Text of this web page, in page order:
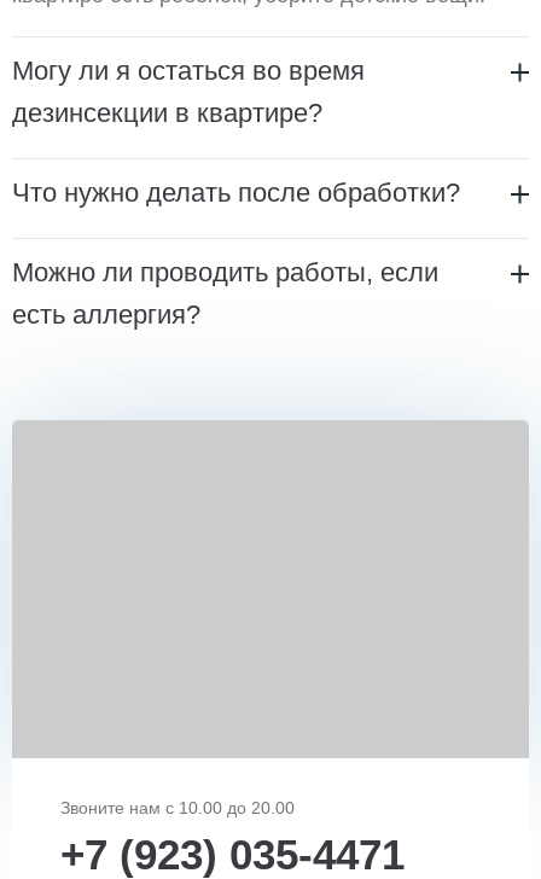
Могу ли я остаться во время
дезинсекции в квартире?
Что нужно делать после обработки?
Можно ли проводить работы, если
есть аллергия?
Звоните нам с 10.00 до 20.00
+7 (923) 035-4471